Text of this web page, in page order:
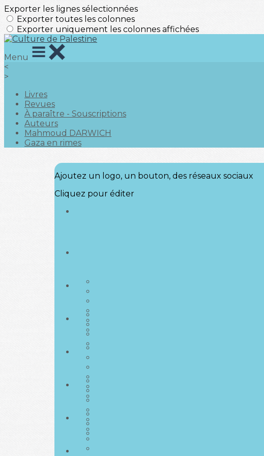
Exporter les lignes sélectionnées
Exporter toutes les colonnes
Exporter uniquement les colonnes affichées
Menu
<
>
Livres
Revues
À paraître - Souscriptions
Auteurs
Mahmoud DARWICH
Gaza en rimes
Ajoutez un logo, un bouton, des réseaux sociaux
Cliquez pour éditer